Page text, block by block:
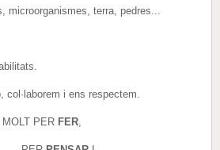
microorganismes, terra, pedres...
col·laborem i ens respectem.
MOLT PER FER